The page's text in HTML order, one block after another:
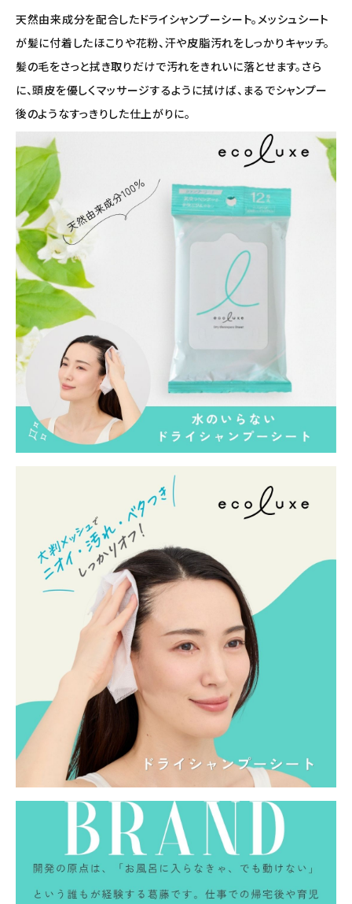
アカウント情報
ようこそ ゲスト 様
meeting_room ログイン person 会員登録
天然由来成分を配合したドライシャンプーシート。メッシュシート
が髪に付着したほこりや花粉、汗や皮脂汚れをしっかりキャッチ。
髪の毛をさっと拭き取りだけで汚れをきれいに落とせます。さら
に、頭皮を優しくマッサージするように拭けば、まるでシャンプー
後のようなすっきりした仕上がりに。